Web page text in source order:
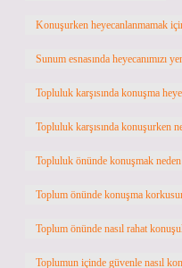
Konuşurken heyecanlanmamak
Sunum esnasında heyecanımızı
Topluluk karşısında konuşma
Topluluk karşısında konuşurken
Topluluk önünde konuşmak
Toplum önünde konuşma
Toplum önünde nasıl rahat
Toplumun içinde güvenle nasıl